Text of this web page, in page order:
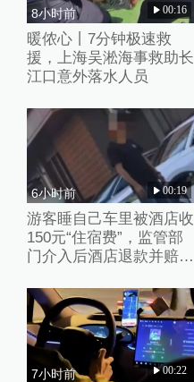
8小时前 00:16
暖侬心丨7分钟极速救
援，上海吴淞海事救助长
江口意外落水人员
6小时前 00:19
游客睡自己车里被酒店收
150元“住宿费”，监管部
门介入后酒店退款并赔偿
7小时前 00:22